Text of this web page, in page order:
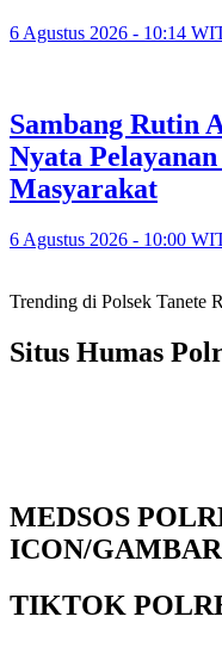
6 Agustus 2026 - 10:14
Sambang Rutin
Nyata
Masyarakat
6 Agustus 2026 - 10:00
Trending di Polsek Tanete
Situs Humas
MEDSOS
ICON/
TIKTOK